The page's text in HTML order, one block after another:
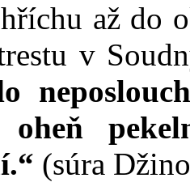
až do
v
(súra